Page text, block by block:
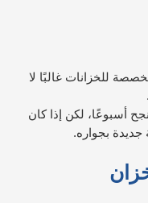
للخزانات غالبًا لا
أسبوعًا، لكن إذا كان
بجواره.